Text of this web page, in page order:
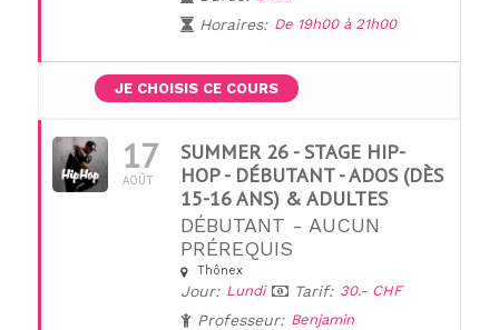
Horaires: De 19h00 à 21h00
JE CHOISIS CE COURS
17
AOÛT
SUMMER 26 - STAGE HIP-
HOP - DÉBUTANT - ADOS (DÈS
15-16 ANS) & ADULTES
DÉBUTANT - AUCUN
PRÉREQUIS
Thônex
Jour: Lundi Tarif: 30.- CHF
Professeur: Benjamin